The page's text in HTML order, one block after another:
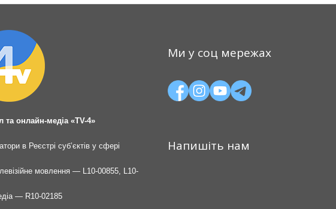
та онлайн-медіа «TV-4»
в Реєстрі суб’єктів у сфері
мовлення — L10-00855, L10-
— R10-02185
Ми у соц мережах
Напишіть нам